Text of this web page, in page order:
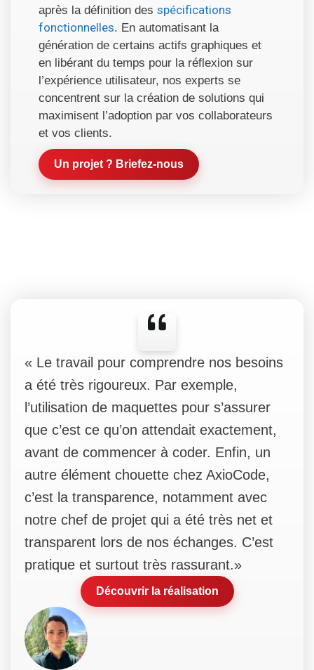
après la définition des spécifications
fonctionnelles. En automatisant la
génération de certains actifs graphiques et
en libérant du temps pour la réflexion sur
l’expérience utilisateur, nos experts se
concentrent sur la création de solutions qui
maximisent l’adoption par vos collaborateurs
et vos clients.
Un projet ? Briefez-nous
« Le travail pour comprendre nos besoins
a été très rigoureux. Par exemple,
l’utilisation de maquettes pour s’assurer
que c’est ce qu’on attendait exactement,
avant de commencer à coder. Enfin, un
autre élément chouette chez AxioCode,
c’est la transparence, notamment avec
notre chef de projet qui a été très net et
transparent lors de nos échanges. C’est
pratique et surtout très rassurant.»
Découvrir la réalisation